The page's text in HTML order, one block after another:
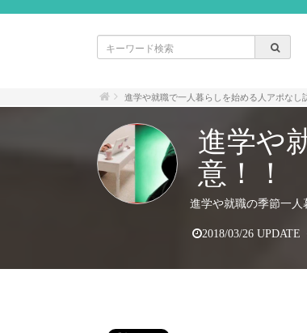
進学や就職で一人暮らしを始める人アポなし
進学や
意！！
進学や就職の季節一
2018/03/26 UPDATE